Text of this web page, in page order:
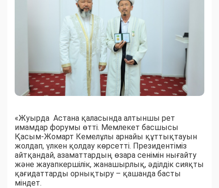
«Жуырда Астана қаласында алтыншы рет
имамдар форумы өтті. Мемлекет басшысы
Қасым-Жомарт Кемелұлы арнайы құттықтауын
жолдап, үлкен қолдау көрсетті. Президентіміз
айтқандай, азаматтардың өзара сенімін нығайту
және жауапкершілік, жанашырлық, әділдік сияқты
қағидаттарды орнықтыру – қашанда басты
міндет.